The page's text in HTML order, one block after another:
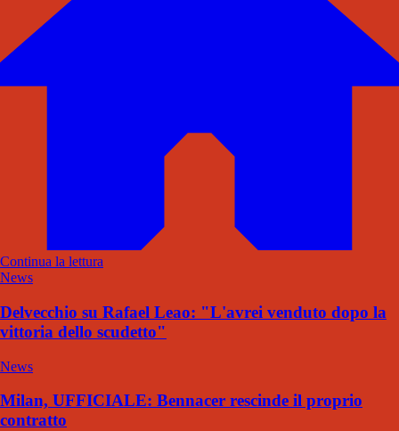
Continua la lettura
News
Delvecchio su Rafael Leao: "L'avrei venduto dopo la
vittoria dello scudetto"
News
Milan, UFFICIALE: Bennacer rescinde il proprio
contratto